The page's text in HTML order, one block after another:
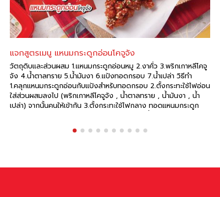
แจกสูตรเมนู แหนมกระดูกอ่อนโคจูจัง
วัตถุดิบและส่วนผสม 1.แหนมกระดูกอ่อนหมู 2.งาคั่ว 3.พริกเกาหลีโคจู
จัง 4.น้ำตาลทราย 5.น้ำมันงา 6.แป้งทอดกรอบ 7.น้ำเปล่า วิธีทำ
1.คลุกแหนมกระดูกอ่อนกับแป้งสำหรับทอดกรอบ 2.ตั้งกระทะใช้ไฟอ่อน
ใส่ส่วนผสมลงไป (พริกเกาหลีโคจูจัง , น้ำตาลทราย , น้ำมันงา , น้ำ
เปล่า) จากนั้นคนให้เข้ากัน 3.ตั้งกระทะใช้ไฟกลาง ทอดแหนมกระดูก
“แหนมกระดูกอ่อนหมู ตราสุทธิลักษณ์” มีวางจำหน่ายแล้วที่